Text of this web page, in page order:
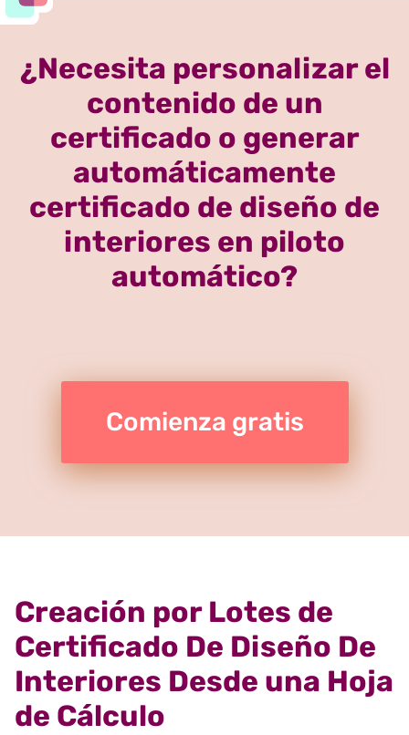
¿Necesita personalizar el
contenido de un
certificado o generar
automáticamente
certificado de diseño de
interiores en piloto
automático?
Comienza gratis
Creación por Lotes de
Certificado De Diseño De
Interiores Desde una Hoja
de Cálculo